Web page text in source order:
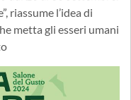
riassume l’idea di
metta gli esseri umani